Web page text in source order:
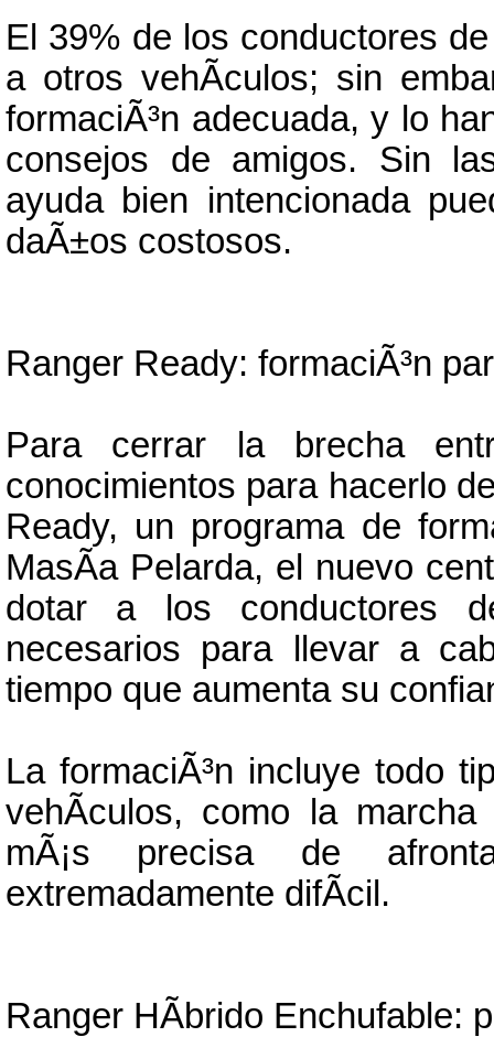
El 39% de los conductores
a otros vehÃ­culos; sin
formaciÃ³n adecuada, y lo
consejos de amigos. Sin
ayuda bien intencionada
daÃ±os costosos.
Ranger Ready: formaciÃ³n
Para cerrar la brecha
conocimientos para hacerlo
Ready, un programa de
MasÃ­a Pelarda, el nuevo
dotar a los conductores
necesarios para llevar a
tiempo que aumenta su
La formaciÃ³n incluye todo
vehÃ­culos, como la
mÃ¡s precisa de
extremadamente difÃ­cil.
Ranger HÃ­brido Enchufable: